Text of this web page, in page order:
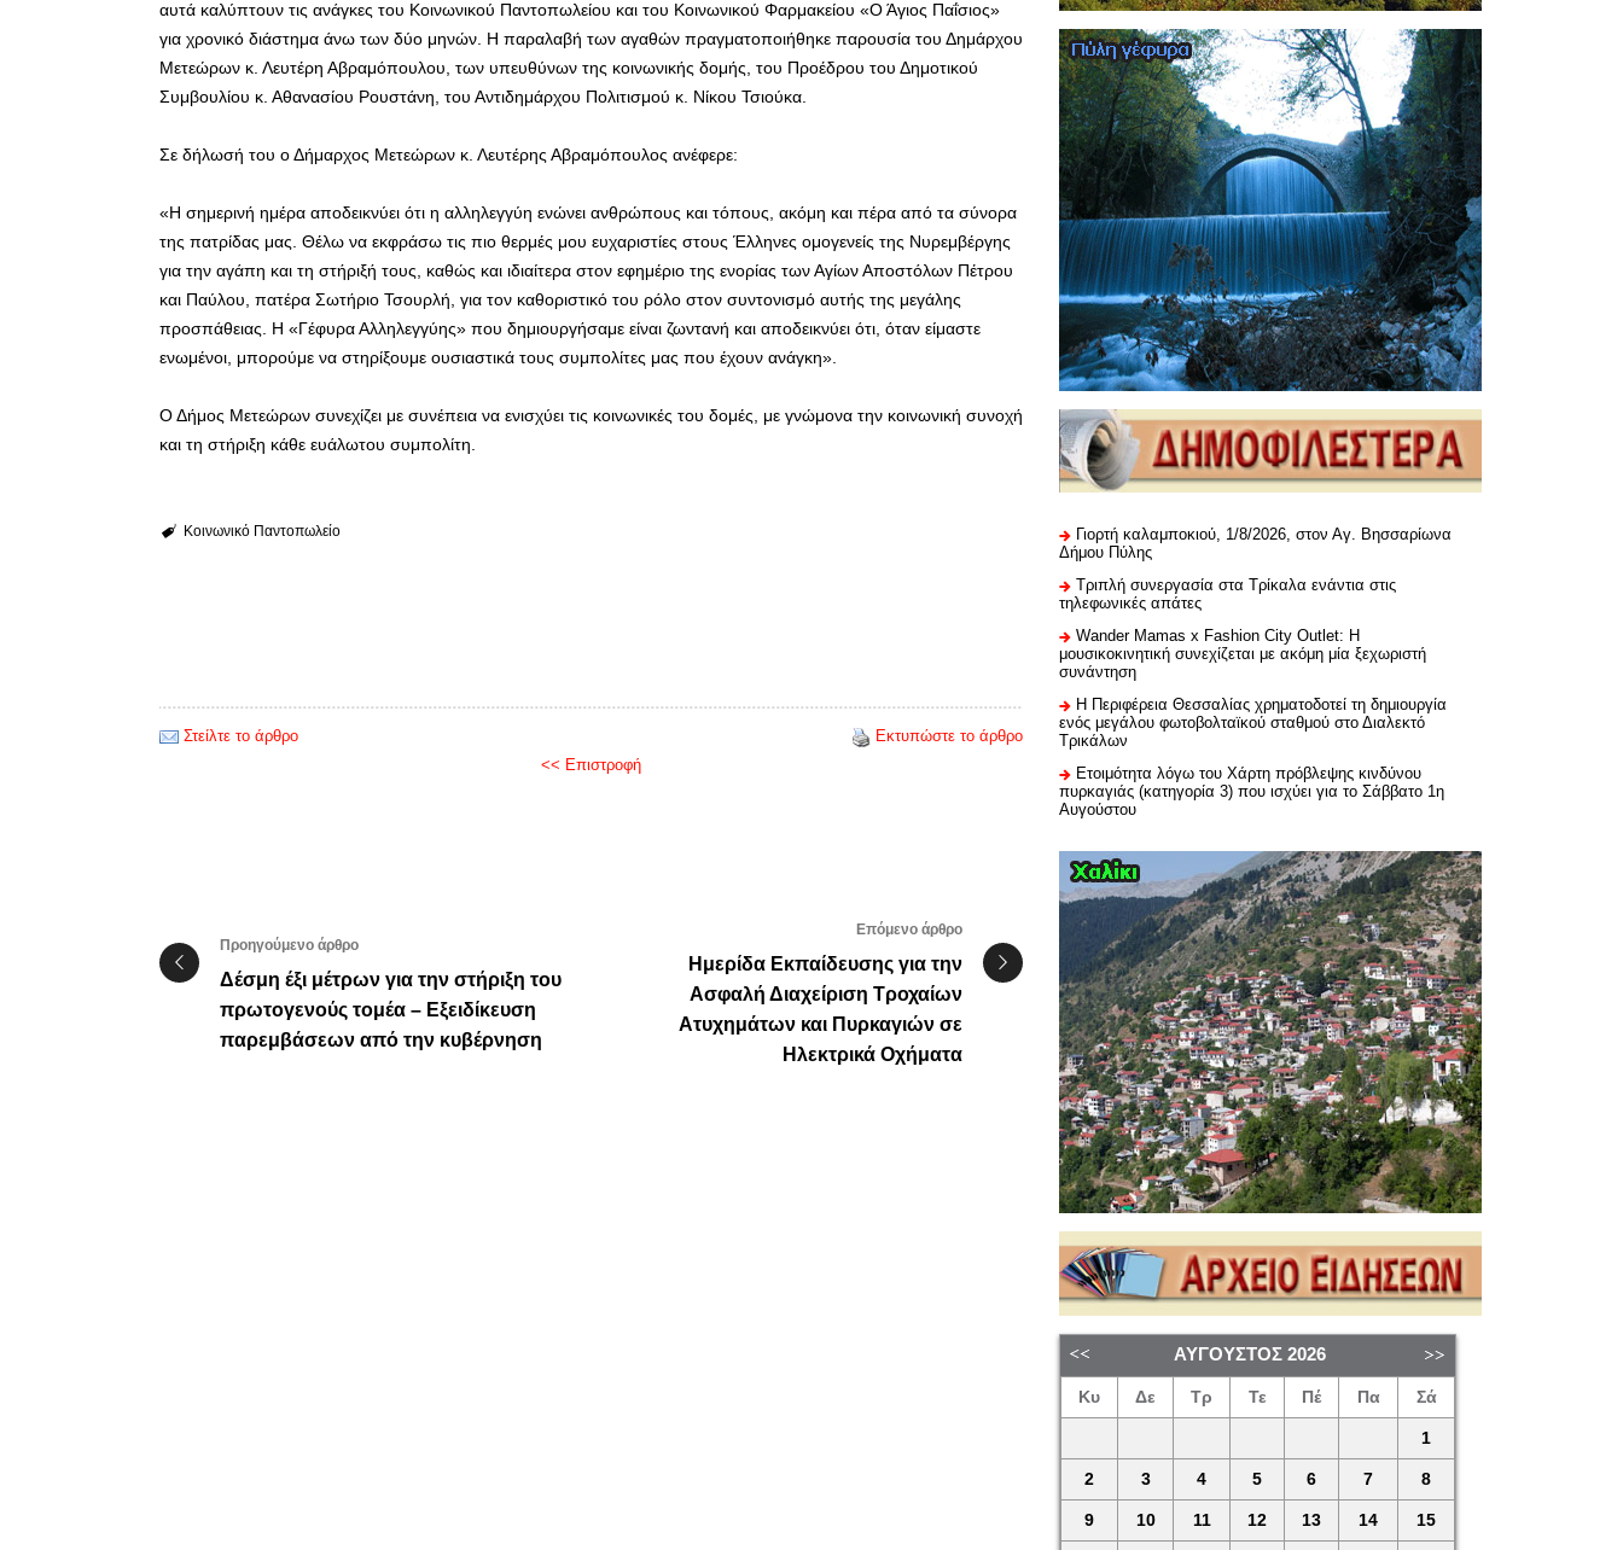
αυτά καλύπτουν τις ανάγκες του Κοινωνικού Παντοπωλείου και του Κοινωνικού Φαρμακείου «Ο Άγιος Παΐσιος»
για χρονικό διάστημα άνω των δύο μηνών. Η παραλαβή των αγαθών πραγματοποιήθηκε παρουσία του Δημάρχου
Μετεώρων κ. Λευτέρη Αβραμόπουλου, των υπευθύνων της κοινωνικής δομής, του Προέδρου του Δημοτικού
Συμβουλίου κ. Αθανασίου Ρουστάνη, του Αντιδημάρχου Πολιτισμού κ. Νίκου Τσιούκα.
Σε δήλωσή του ο Δήμαρχος Μετεώρων κ. Λευτέρης Αβραμόπουλος ανέφερε:
«Η σημερινή ημέρα αποδεικνύει ότι η αλληλεγγύη ενώνει ανθρώπους και τόπους, ακόμη και πέρα από τα σύνορα
της πατρίδας μας. Θέλω να εκφράσω τις πιο θερμές μου ευχαριστίες στους Έλληνες ομογενείς της Νυρεμβέργης
για την αγάπη και τη στήριξή τους, καθώς και ιδιαίτερα στον εφημέριο της ενορίας των Αγίων Αποστόλων Πέτρου
και Παύλου, πατέρα Σωτήριο Τσουρλή, για τον καθοριστικό του ρόλο στον συντονισμό αυτής της μεγάλης
προσπάθειας. Η «Γέφυρα Αλληλεγγύης» που δημιουργήσαμε είναι ζωντανή και αποδεικνύει ότι, όταν είμαστε
ενωμένοι, μπορούμε να στηρίξουμε ουσιαστικά τους συμπολίτες μας που έχουν ανάγκη».
Ο Δήμος Μετεώρων συνεχίζει με συνέπεια να ενισχύει τις κοινωνικές του δομές, με γνώμονα την κοινωνική συνοχή
και τη στήριξη κάθε ευάλωτου συμπολίτη.
Κοινωνικό Παντοπωλείο
Στείλτε το άρθρο
Εκτυπώστε το άρθρο
<< Επιστροφή
Προηγούμενο άρθρο
Δέσμη έξι μέτρων για την στήριξη του
πρωτογενούς τομέα – Εξειδίκευση
παρεμβάσεων από την κυβέρνηση
Επόμενο άρθρο
Ημερίδα Εκπαίδευσης για την
Ασφαλή Διαχείριση Τροχαίων
Ατυχημάτων και Πυρκαγιών σε
Ηλεκτρικά Οχήματα
Γιορτή καλαμποκιού, 1/8/2026, στον Αγ. Βησσαρίωνα
Δήμου Πύλης
Τριπλή συνεργασία στα Τρίκαλα ενάντια στις
τηλεφωνικές απάτες
Wander Mamas x Fashion City Outlet: Η
μουσικοκινητική συνεχίζεται με ακόμη μία ξεχωριστή
συνάντηση
H Περιφέρεια Θεσσαλίας χρηματοδοτεί τη δημιουργία
ενός μεγάλου φωτοβολταϊκού σταθμού στο Διαλεκτό
Τρικάλων
Ετοιμότητα λόγω του Χάρτη πρόβλεψης κινδύνου
πυρκαγιάς (κατηγορία 3) που ισχύει για το Σάββατο 1η
Αυγούστου
ΑΎΓΟΥΣΤΟΣ 2026
Κυ Δε Τρ Τε Πέ Πα Σά
1
2 3 4 5 6 7 8
9 10 11 12 13 14 15